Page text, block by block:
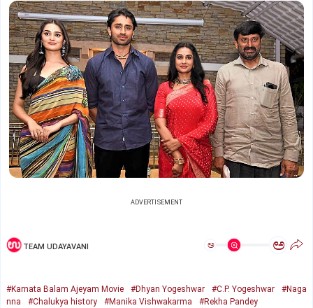
ADVERTISEMENT
TEAM UDAYAVANI ಅ ಅ
#Karnata Balam Ajeyam Movie #Dhyan Yogeshwar #C.P. Yogeshwar
#Naga
nna
#Chalukya history #Manika Vishwakarma #Rekha Pandey